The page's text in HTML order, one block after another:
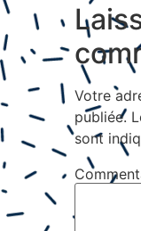
Votre
publiée.
sont